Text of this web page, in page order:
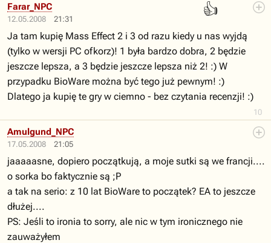
12.05.2008 21:31
👍
10
Farar_NPC
Ja tam kupię Mass Effect 2 i 3 od razu kiedy u nas wyjdą
(tylko w wersji PC ofkorz)! 1 była bardzo dobra, 2 będzie
jeszcze lepsza, a 3 będzie jeszcze lepsza niż 2! :) W
przypadku BioWare można być tego już pewnym! :)
Dlatego ja kupię te gry w ciemno - bez czytania recenzji! :)
17.05.2008 21:05
Amulgund_NPC
jaaaaasne, dopiero początkują, a moje sutki są we francji....
o sorka bo faktycznie są ;P
a tak na serio: z 10 lat BioWare to początek? EA to jeszcze
dłużej....
PS: Jeśli to ironia to sorry, ale nic w tym ironicznego nie
zauważyłem